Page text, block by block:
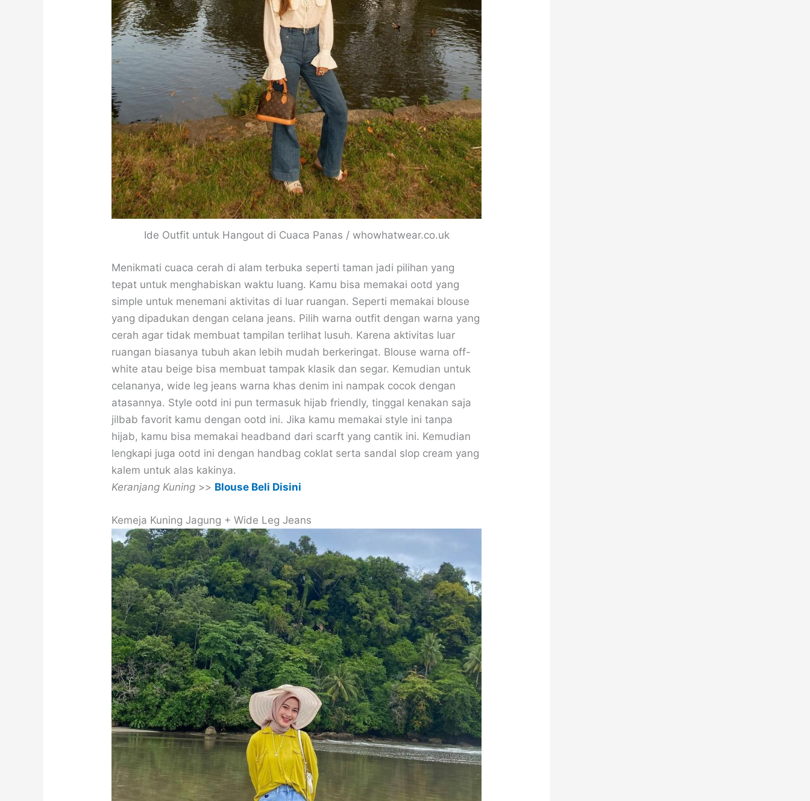
Ide Outfit untuk Hangout di Cuaca Panas / whowhatwear.co.uk
Menikmati cuaca cerah di alam terbuka seperti taman jadi pilihan yang
tepat untuk menghabiskan waktu luang. Kamu bisa memakai ootd yang
simple untuk menemani aktivitas di luar ruangan. Seperti memakai blouse
yang dipadukan dengan celana jeans. Pilih warna outfit dengan warna yang
cerah agar tidak membuat tampilan terlihat lusuh. Karena aktivitas luar
ruangan biasanya tubuh akan lebih mudah berkeringat. Blouse warna off-
white atau beige bisa membuat tampak klasik dan segar. Kemudian untuk
celananya, wide leg jeans warna khas denim ini nampak cocok dengan
atasannya. Style ootd ini pun termasuk hijab friendly, tinggal kenakan saja
jilbab favorit kamu dengan ootd ini. Jika kamu memakai style ini tanpa
hijab, kamu bisa memakai headband dari scarft yang cantik ini. Kemudian
lengkapi juga ootd ini dengan handbag coklat serta sandal slop cream yang
kalem untuk alas kakinya.
Keranjang Kuning >> Blouse Beli Disini
Kemeja Kuning Jagung + Wide Leg Jeans